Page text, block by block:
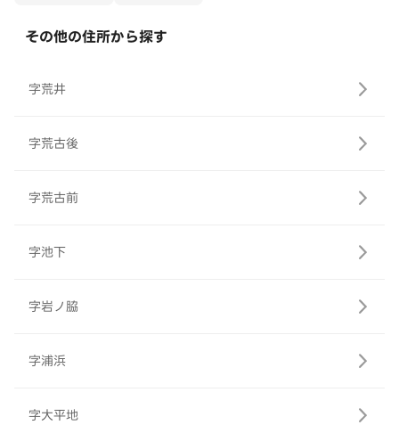
その他の住所から探す
字荒井
字荒古後
字荒古前
字池下
字岩ノ脇
字浦浜
字大平地